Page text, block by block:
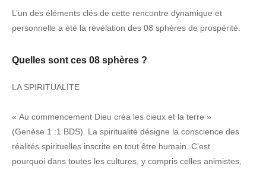
L’un des éléments clés de cette rencontre dynamique et
personnelle a été la révélation des 08 sphères de prospérité.
Quelles sont ces 08 sphères ?
LA SPIRITUALITE
« Au commencement Dieu créa les cieux et la terre »
(Genèse 1 :1 BDS). La spiritualité désigne la conscience des
réalités spirituelles inscrite en tout être humain. C’est
pourquoi dans toutes les cultures, y compris celles animistes,